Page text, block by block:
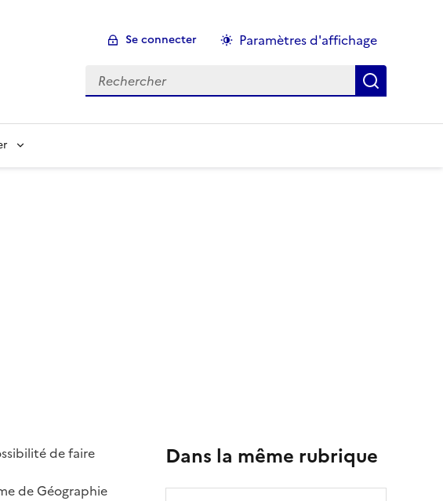
Se connecter
Paramètres d'affichage
Rechercher :
de faire
de Géographie
Dans la même rubrique